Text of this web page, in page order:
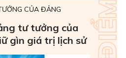
CỦA ĐẢNG
tư tưởng của
gìn giá trị lịch sử